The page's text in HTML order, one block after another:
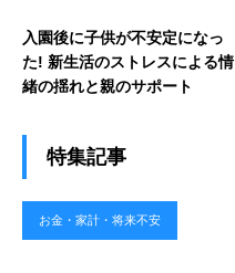
入園後に子供が不安定になっ
た! 新生活のストレスによる情
緒の揺れと親のサポート
特集記事
お金・家計・将来不安